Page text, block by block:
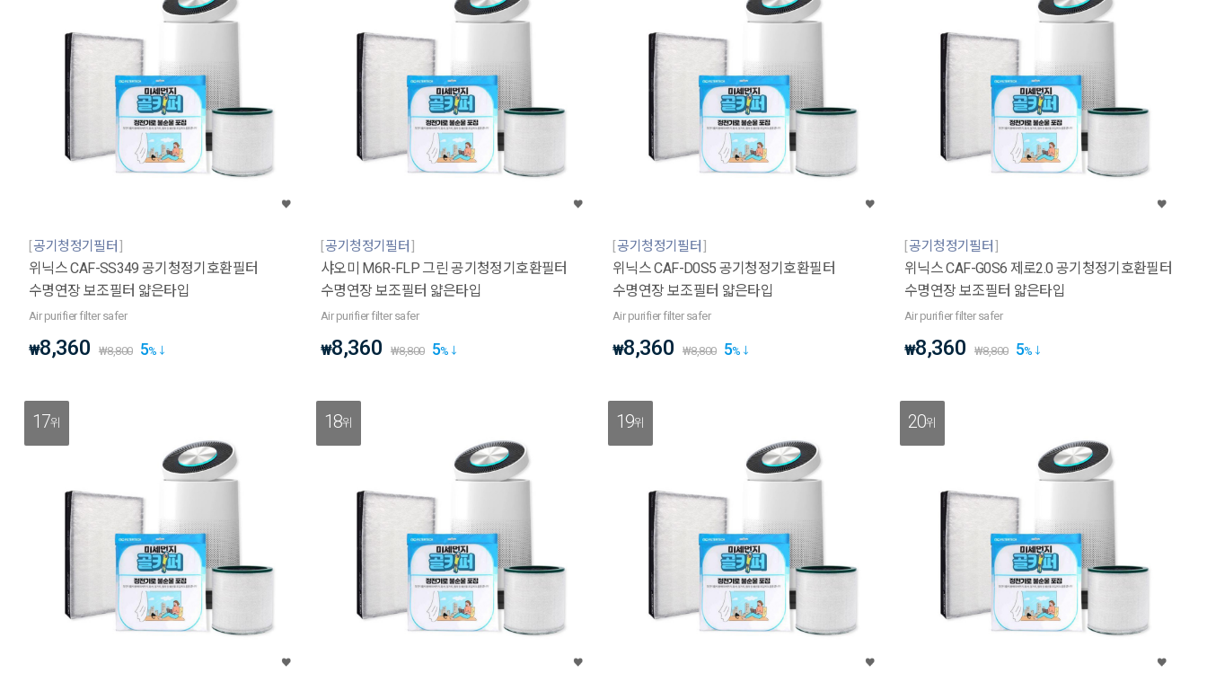
공기청정기필터
위닉스 CAF-SS349 공기청정기호환필터
수명연장 보조필터 얇은타입
Air purifier filter safer
₩8,360 ₩8,800 5%
공기청정기필터
샤오미 M6R-FLP 그린 공기청정기호환필터
수명연장 보조필터 얇은타입
Air purifier filter safer
₩8,360 ₩8,800 5%
공기청정기필터
위닉스 CAF-D0S5 공기청정기호환필터
수명연장 보조필터 얇은타입
Air purifier filter safer
₩8,360 ₩8,800 5%
공기청정기필터
위닉스 CAF-G0S6 제로2.0 공기청정기호환필터
수명연장 보조필터 얇은타입
Air purifier filter safer
₩8,360 ₩8,800 5%
17위 18위 19위 20위